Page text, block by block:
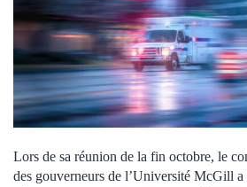
Lors de sa réunion de la fin octobre, le
des gouverneurs de l’Université McGill a